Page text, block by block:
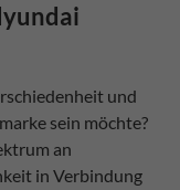
und
sein möchte?
an
in Verbindung